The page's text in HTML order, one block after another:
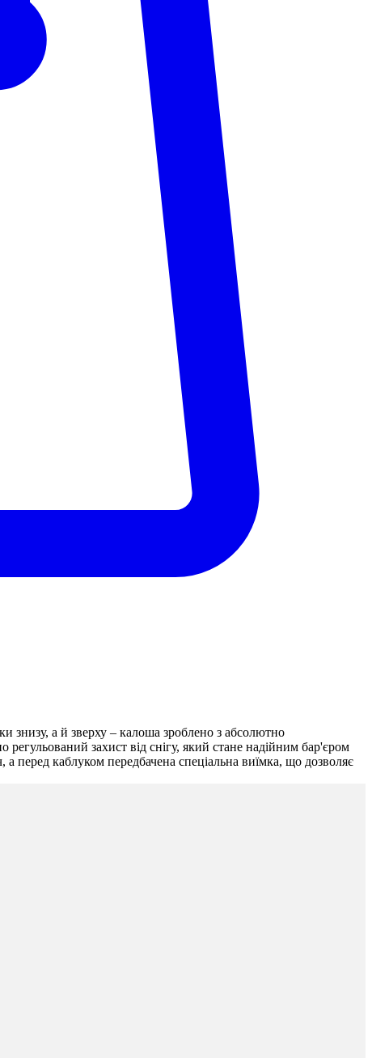
знизу, а й зверху – калоша зроблено з абсолютно
захист від снігу, який стане надійним бар'єром
а перед каблуком передбачена спеціальна виїмка, що дозволяє